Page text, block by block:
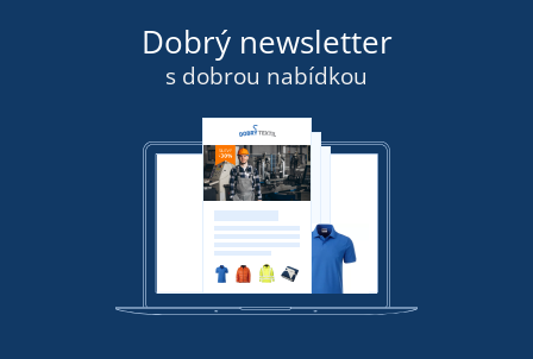
Dobrý newsletter
s dobrou nabídkou